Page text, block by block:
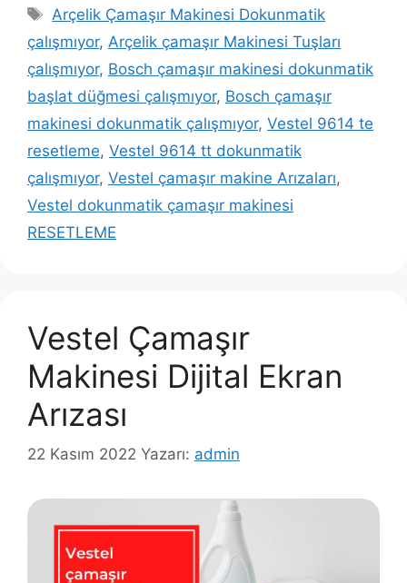
Etiketler
Arçelik Çamaşır Makinesi Dokunmatik
çalışmıyor, Arçelik çamaşır Makinesi Tuşları
çalışmıyor, Bosch çamaşır makinesi dokunmatik
başlat düğmesi çalışmıyor, Bosch çamaşır
makinesi dokunmatik çalışmıyor, Vestel 9614 te
resetleme, Vestel 9614 tt dokunmatik
çalışmıyor, Vestel çamaşır makine Arızaları,
Vestel dokunmatik çamaşır makinesi
RESETLEME
Vestel Çamaşır
Makinesi Dijital Ekran
Arızası
22 Kasım 2022 Yazarı: admin